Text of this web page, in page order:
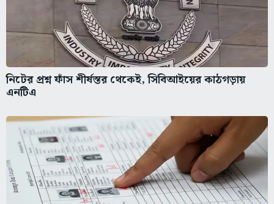
নিটের প্রশ্ন ফাঁস শীর্ষস্তর থেকেই, সিবিআইয়ের কাঠগড়ায়
এনটিএ